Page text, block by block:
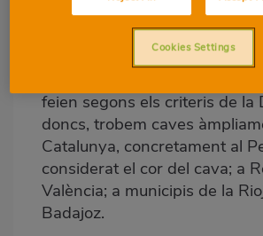
sense limitar-se a una única
habitual. Això és perquè quan
la protecció per a estos vins,
feien segons els criteris de la
doncs, trobem caves
Catalunya, concretament al
considerat el cor del cava; a
València; a municipis de la
Badajoz.
Cookies Settings